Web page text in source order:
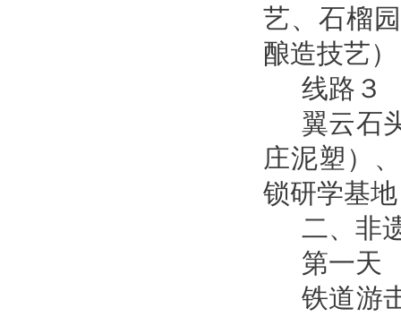
艺、石榴
酿造技艺）
线路３
翼云石
庄泥塑）
锁研学基
二、非
第一天
铁道游